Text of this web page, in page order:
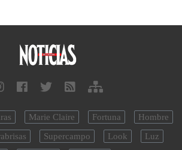
Marie Claire Fortuna
Hombre
Supercampo Look Luz